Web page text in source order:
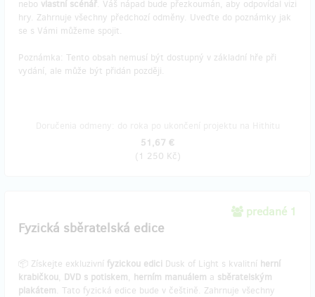
nebo vlastní scénář. Váš nápad bude přezkoumán, aby odpovídal vizi
hry. Zahrnuje všechny předchozí odměny. Uveďte do poznámky jak
se s Vámi můžeme spojit.
Poznámka: Tento obsah nemusí být dostupný v základní hře při
vydání, ale může být přidán později.
51,67 €
(1 250 Kč)
predané 1
Fyzická sběratelská edice
📦 Získejte exkluzivní fyzickou edici Dusk of Light s kvalitní herní
krabičkou, DVD s potiskem, herním manuálem a sběratelským
plakátem. Tato fyzická edice bude v češtině. Zahrnuje všechny